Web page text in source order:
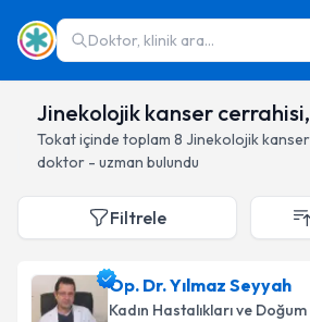
Doktor, klinik ara...
Jinekolojik kanser
Tokatiçinde toplam 8 Jinekolojik
doktor - uzman bulundu
Filtrele
Op. Dr. Yılmaz Seyyah
Kadın Hastalıkları ve Doğum